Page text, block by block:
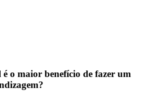
o maior benefício de fazer um